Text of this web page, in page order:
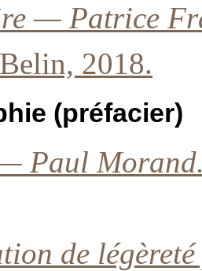
— Patrice
2018.
(préfacier)
Paul
de